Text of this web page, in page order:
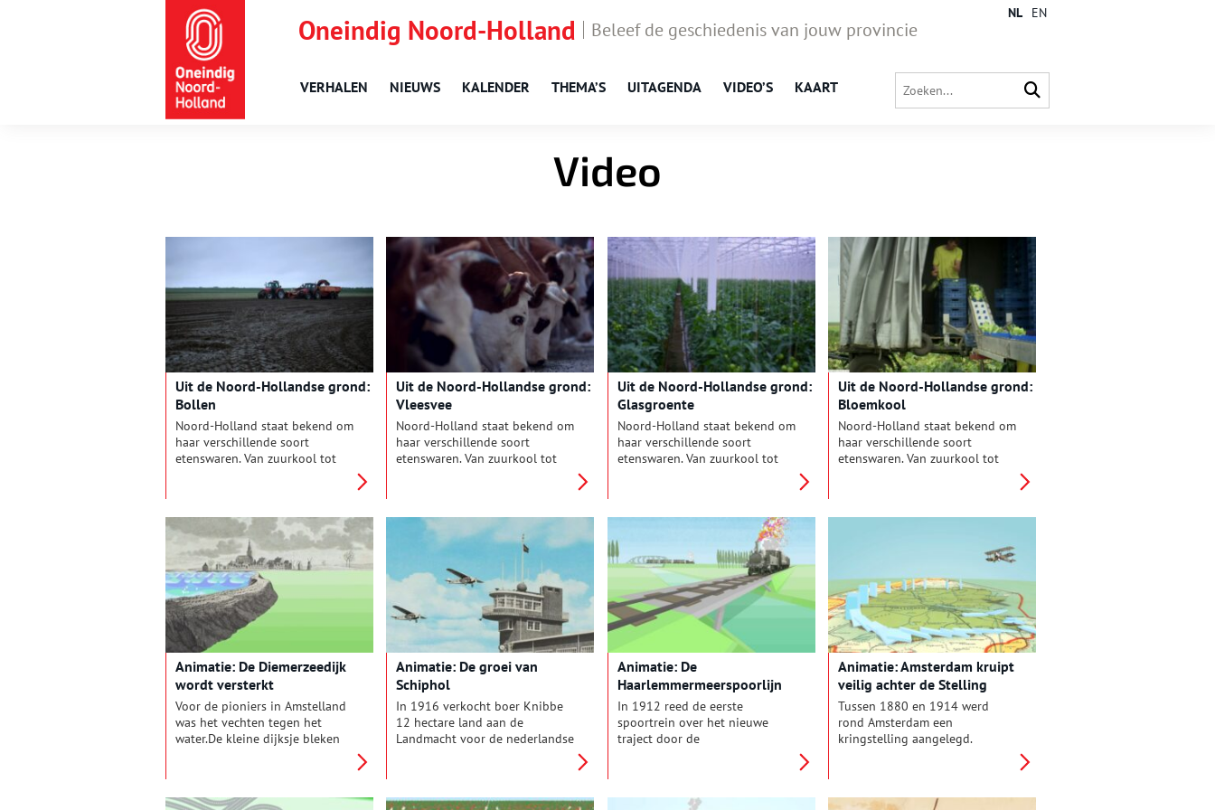
Oneindig Noord-Holland Beleef de geschiedenis van jouw provincie
VERHALEN NIEUWS KALENDER THEMA’S UITAGENDA VIDEO’S KAART
NL EN
Video
Uit de Noord-Hollandse grond:
Bollen
Noord-Holland staat bekend om
haar verschillende soort
etenswaren. Van zuurkool tot
grond’ komt iedere keer een
ander typisch Hollands product
aan bod.
Uit de Noord-Hollandse grond:
Vleesvee
Noord-Holland staat bekend om
haar verschillende soort
etenswaren. Van zuurkool tot
grond’ komt iedere keer een
ander typisch Hollands product
Uit de Noord-Hollandse grond:
Glasgroente
Noord-Holland staat bekend om
haar verschillende soort
etenswaren. Van zuurkool tot
grond’ komt iedere keer een
ander typisch Hollands product
aan bod.
Uit de Noord-Hollandse grond:
Bloemkool
Noord-Holland staat bekend om
haar verschillende soort
etenswaren. Van zuurkool tot
Animatie: De Diemerzeedijk
wordt versterkt
Voor de pioniers in Amstelland
was het vechten tegen het
water.De kleine dijksje bleken
maat vol. Het
Animatie: De groei van
Schiphol
In 1916 verkocht boer Knibbe
12 hectare land aan de
Landmacht voor de nederlandse
gelijknamige fort. Bijna 100 jaar
Animatie: De
Haarlemmermeerspoorlijn
In 1912 reed de eerste
spoortrein over het nieuwe
traject door de
twintig waren nog een bloeitijd
Animatie: Amsterdam kruipt
veilig achter de Stelling
Tussen 1880 en 1914 werd
rond Amsterdam een
kringstelling aangelegd.
hoofdstad. De Stelling van